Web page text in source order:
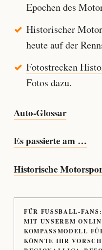
Epochen des
Historischer
heute auf der
Fotostrecken
Fotos dazu.
Auto-Glossar
Es passierte am …
Historische
FÜR FUSSBALL-FANS:
MIT UNSEREM
KOMPASSMODELL
KÖNNTE IHR